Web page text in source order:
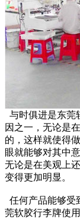
与时俱进是东莞
因之一，无论是
的，这样就使得
眼就能够对其中
无论是在美观上
变得更加明显。
任何产品能够受
莞软胶行李牌使